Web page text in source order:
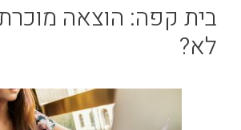
בית קפה: הוצאה
לא?